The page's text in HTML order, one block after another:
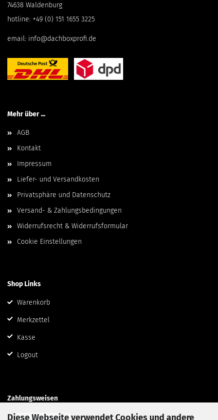
Diese Webseite verwendet Cookies und andere
74638 Waldenburg
hotline: +49 (0) 151 1655 3225
email: info@dachboxprofi.de
Mehr über ...
AGB
Kontakt
Impressum
Liefer- und Versandkosten
Privatsphäre und Datenschutz
Versand- & Zahlungsbedingungen
Widerrufsrecht & Widerrufsformular
Cookie Einstellungen
Shop Links
Warenkorb
Merkzettel
Kasse
Logout
Zahlungsweisen